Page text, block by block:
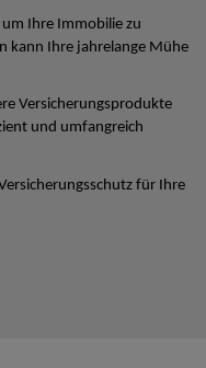
Ihre Immobilie zu
kann Ihre jahrelange Mühe
Versicherungsprodukte
und umfangreich
für Ihre